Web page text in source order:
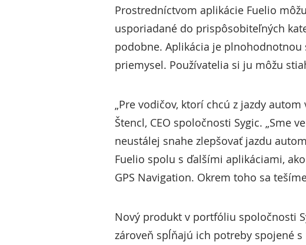
Prostredníctvom aplikácie Fuelio
usporiadané do prispôsobiteľných
podobne. Aplikácia je
priemysel. Používatelia si ju môžu
„Pre vodičov, ktorí chcú z jazdy
Štencl, CEO spoločnosti Sygic. „Sme
neustálej snahe zlepšovať jazdu
Fuelio spolu s ďalšími aplikáciami,
GPS Navigation. Okrem toho sa
Nový produkt v portfóliu spoločnosti
zároveň spĺňajú ich potreby spojené